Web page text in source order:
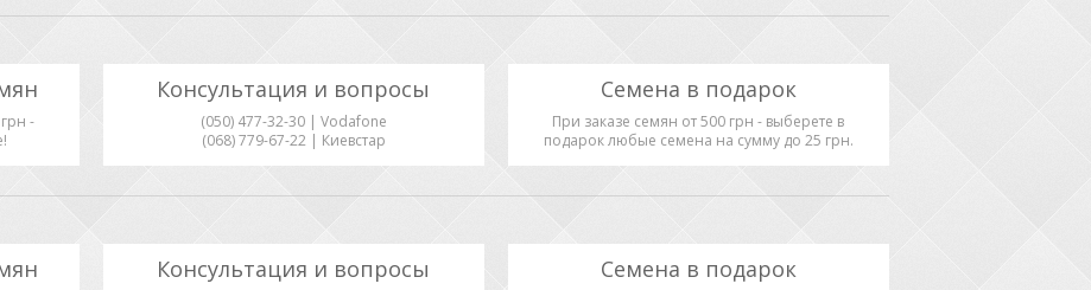
-
Консультация и вопросы
(050) 477-32-30 | Vodafone
(068) 779-67-22 | Киевстар
Семена в подарок
При заказе семян от 500 грн - выберете в
подарок любые семена на сумму до 25 грн.
Консультация и вопросы Семена в подарок